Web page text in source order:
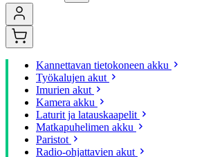
Kannettavan tietokoneen akku
Työkalujen akut
Imurien akut
Kamera akku
Laturit ja latauskaapelit
Matkapuhelimen akku
Paristot
Radio-ohjattavien akut